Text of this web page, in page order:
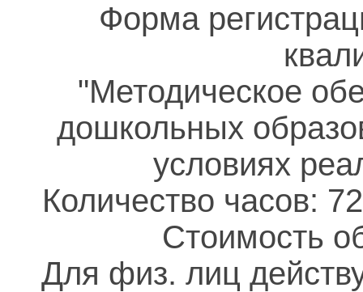
Форма
"Методическое
дошкольных
условиях
Количество часов:
Стоимость
Для физ. лиц